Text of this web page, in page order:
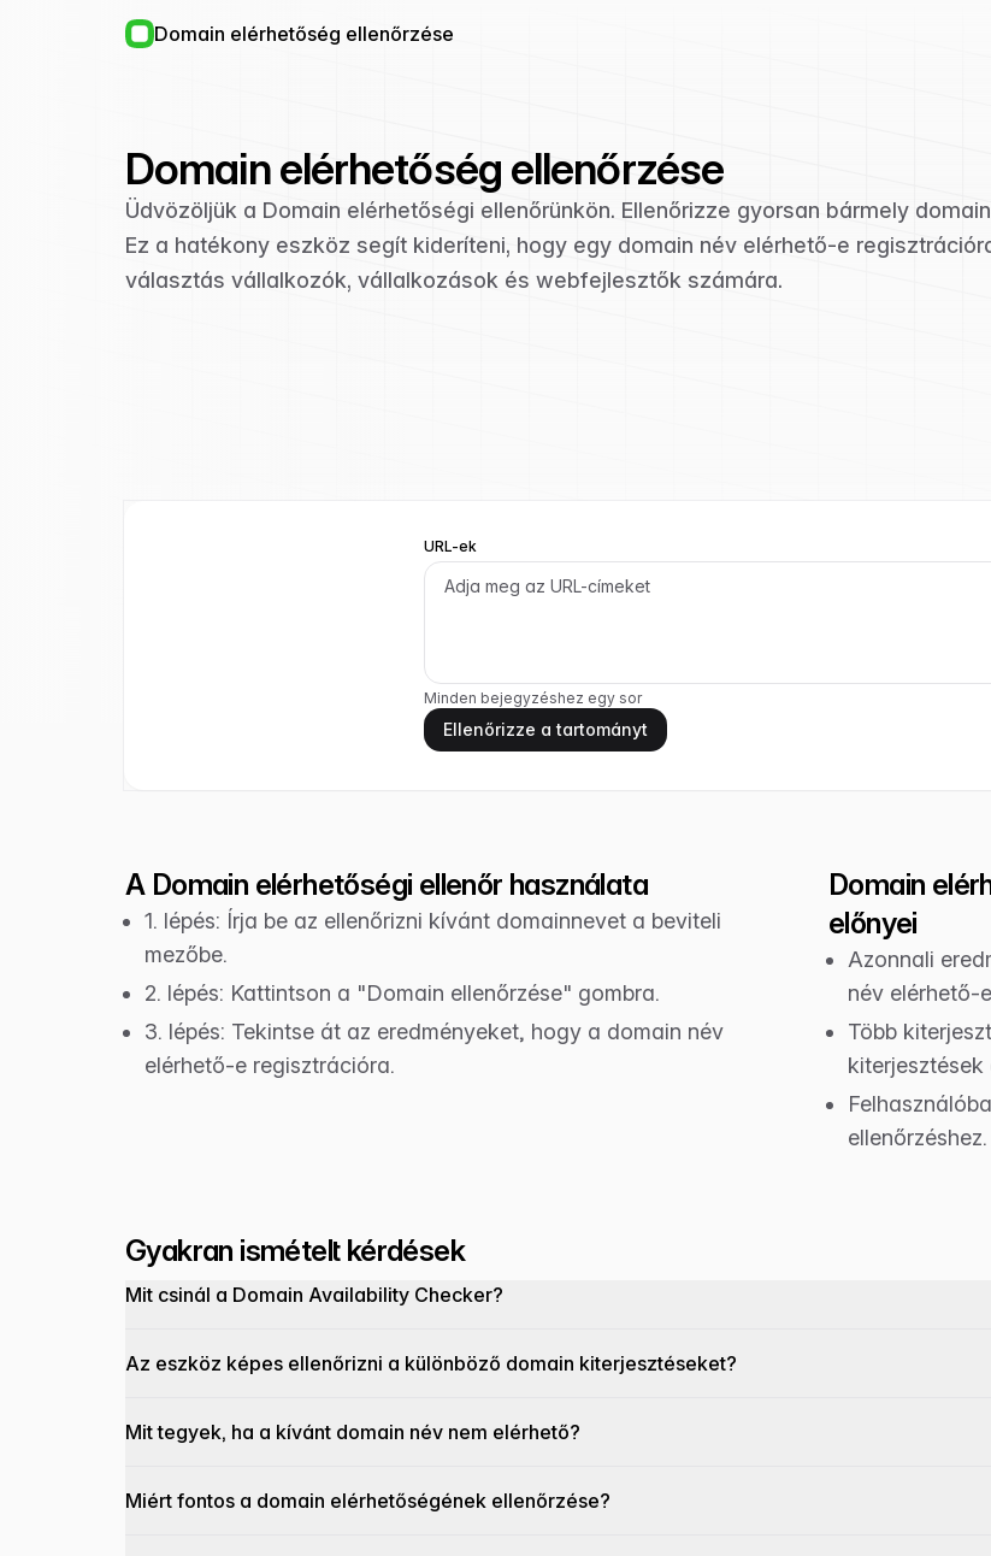
Domain elérhetőség ellenőrzése
Domain elérhetőség ellenőrzése
Üdvözöljük a Domain elérhetőségi ellenőrünkön. Ellenőrizze gyorsan bármely
Ez a hatékony eszköz segít kideríteni, hogy egy domain név elérhető-e
választás vállalkozók, vállalkozások és webfejlesztők számára.
URL-ek
Minden bejegyzéshez egy sor
Ellenőrizze a tartományt
A Domain elérhetőségi ellenőr használata
1. lépés: Írja be az ellenőrizni kívánt domainnevet a beviteli
mezőbe.
2. lépés: Kattintson a "Domain ellenőrzése" gombra.
3. lépés: Tekintse át az eredményeket, hogy a domain név
elérhető-e regisztrációra.
Domain
előnyei
Azonnali
név elérhető-
Több
kiterjesztések
ellenőrzéshez.
Gyakran ismételt kérdések
Mit csinál a Domain Availability Checker?
Az eszköz képes ellenőrizni a különböző domain kiterjesztéseket?
Mit tegyek, ha a kívánt domain név nem elérhető?
Miért fontos a domain elérhetőségének ellenőrzése?